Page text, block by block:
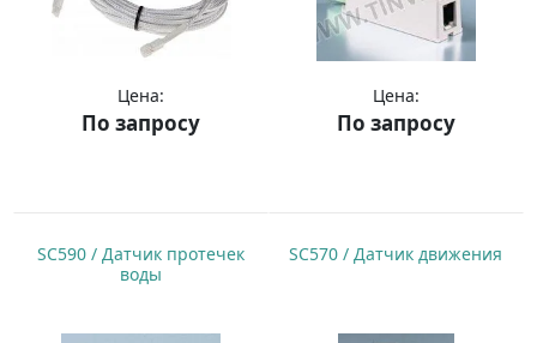
Цена:
По запросу
Цена:
По запросу
SC590 / Датчик протечек
воды
SC570 / Датчик движения